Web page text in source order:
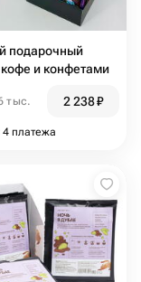
подарочный
кофе и конфетами
тыс. 2 238₽
4 платежа